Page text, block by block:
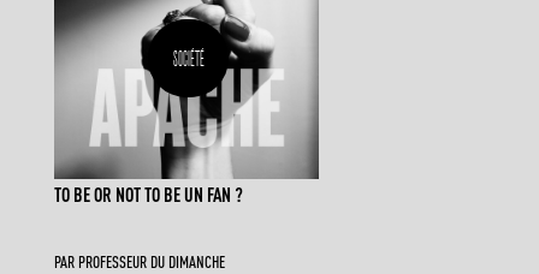
SOCIÉTÉ
TO BE OR NOT TO BE UN FAN ?
PARPROFESSEUR DU DIMANCHE